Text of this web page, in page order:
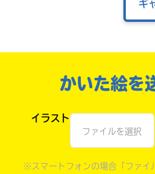
ギ
かいた絵を
イラスト
ファイルを選択
※スマートフォンの場合「ファイ